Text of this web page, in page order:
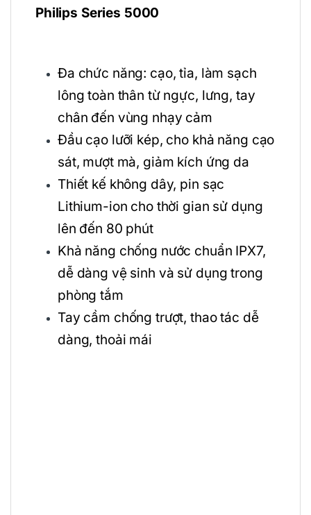
Philips Series 5000
Đa chức năng: cạo, tỉa, làm sạch
lông toàn thân từ ngực, lưng, tay
chân đến vùng nhạy cảm
Đầu cạo lưỡi kép, cho khả năng cạo
sát, mượt mà, giảm kích ứng da
Thiết kế không dây, pin sạc
Lithium-ion cho thời gian sử dụng
lên đến 80 phút
Khả năng chống nước chuẩn IPX7,
dễ dàng vệ sinh và sử dụng trong
phòng tắm
Tay cầm chống trượt, thao tác dễ
dàng, thoải mái